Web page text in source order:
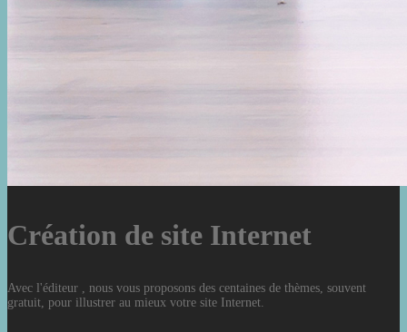
Création de site Internet
Avec l'éditeur , nous vous proposons des centaines de thèmes, souvent
gratuit, pour illustrer au mieux votre site Internet.